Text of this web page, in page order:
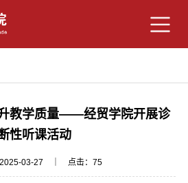
教学质量——经贸学院开展诊
断性听课活动
03-27 ｜ 点击： 75